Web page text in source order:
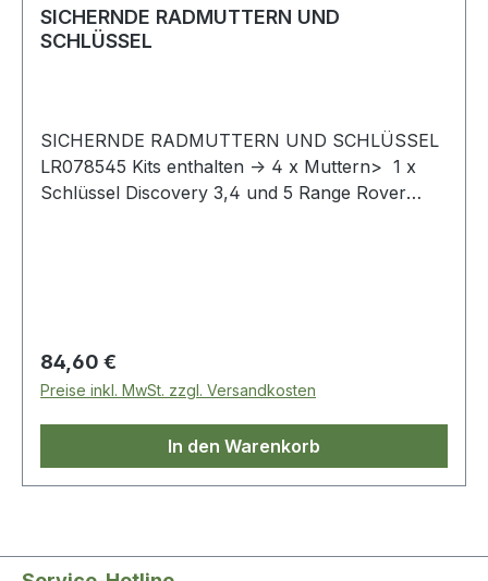
SICHERNDE RADMUTTERN UND
SCHLÜSSEL
SICHERNDE RADMUTTERN UND SCHLÜSSEL
LR078545 Kits enthalten -> 4 x Muttern> 1 x
Schlüssel Discovery 3,4 und 5 Range Rover
Regulärer Preis:
84,60 €
Preise inkl. MwSt. zzgl. Versandkosten
In den Warenkorb